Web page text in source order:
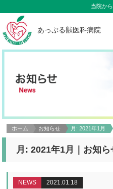
当院か
あっぷる獣医科病院
ホーム お知らせ 月:2021年1月
月:2021年1月 ｜お知
NEWS 2021.01.18